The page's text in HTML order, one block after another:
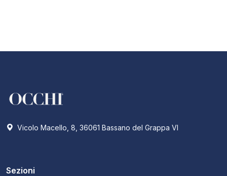
Vicolo Macello, 8, 36061 Bassano del Grappa VI
Sezioni